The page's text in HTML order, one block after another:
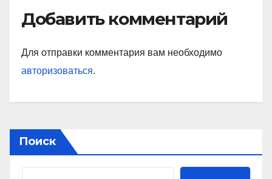
Добавить комментарий
Для отправки комментария вам необходимо
авторизоваться.
Поиск